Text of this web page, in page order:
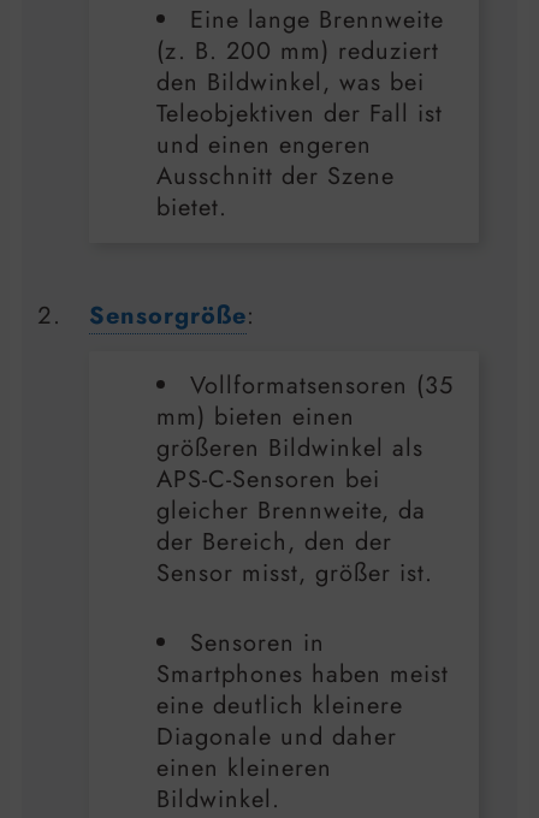
Eine lange Brennweite
(z. B. 200 mm) reduziert
den Bildwinkel, was bei
Teleobjektiven der Fall ist
und einen engeren
Ausschnitt der Szene
bietet.
Sensorgröße:
Vollformatsensoren (35
mm) bieten einen
größeren Bildwinkel als
APS-C-Sensoren bei
gleicher Brennweite, da
der Bereich, den der
Sensor misst, größer ist.
Sensoren in
Smartphones haben meist
eine deutlich kleinere
Diagonale und daher
einen kleineren
Bildwinkel.